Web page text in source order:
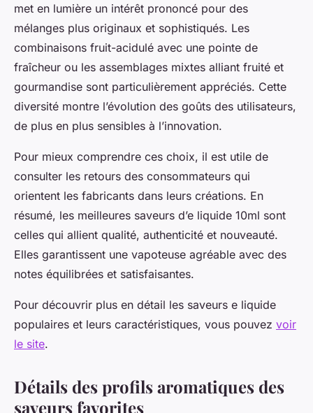
met en lumière un intérêt prononcé pour des
mélanges plus originaux et sophistiqués. Les
combinaisons fruit-acidulé avec une pointe de
fraîcheur ou les assemblages mixtes alliant fruité et
gourmandise sont particulièrement appréciés. Cette
diversité montre l’évolution des goûts des utilisateurs,
de plus en plus sensibles à l’innovation.
Pour mieux comprendre ces choix, il est utile de
consulter les retours des consommateurs qui
orientent les fabricants dans leurs créations. En
résumé, les meilleures saveurs d’e liquide 10ml sont
celles qui allient qualité, authenticité et nouveauté.
Elles garantissent une vapoteuse agréable avec des
notes équilibrées et satisfaisantes.
Pour découvrir plus en détail les saveurs e liquide
populaires et leurs caractéristiques, vous pouvez voir
le site.
Détails des profils aromatiques des
saveurs favorites